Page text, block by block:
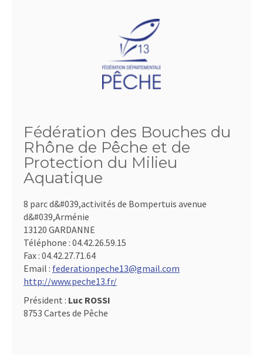
Fédération des Bouches du
Rhône de Pêche et de
Protection du Milieu
Aquatique
8 parc d&#039,activités de Bompertuis avenue
d&#039,Arménie
13120 GARDANNE
Téléphone : 04.42.26.59.15
Fax : 04.42.27.71.64
Email : federationpeche13@gmail.com
http://www.peche13.fr/
Président : Luc ROSSI
8753 Cartes de Pêche